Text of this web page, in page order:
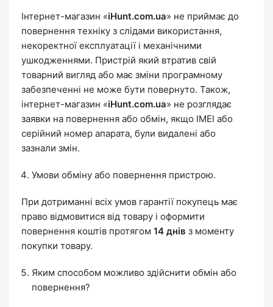
Інтернет-магазин «iHunt.com.ua» не приймає до
повернення техніку з слідами використання,
некоректної експлуатації і механічними
ушкодженнями. Пристрій який втратив свій
товарний вигляд або має зміни програмному
забезпеченні не може бути повернуто. Також,
інтернет-магазин «iHunt.com.ua» не розглядає
заявки на повернення або обмін, якщо IMEI або
серійний номер апарата, були видалені або
зазнали змін.
Умови обміну або повернення пристрою.
При дотриманні всіх умов гарантії покупець має
право відмовитися від товару і оформити
повернення коштів протягом 14 днів з моменту
покупки товару.
Яким способом можливо здійснити обмін або
повернення?